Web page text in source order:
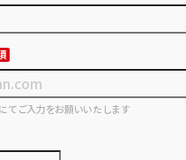
てご入力をお願いいたします